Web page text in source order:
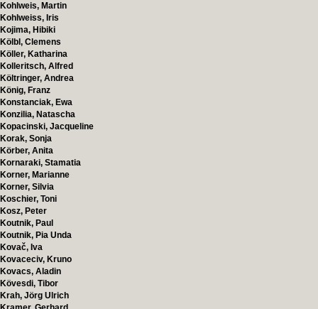
Kohlweis, Martin
Kohlweiss, Iris
Kojima, Hibiki
Kölbl, Clemens
Köller, Katharina
Kolleritsch, Alfred
Költringer, Andrea
König, Franz
Konstanciak, Ewa
Konzilia, Natascha
Kopacinski, Jacqueline
Korak, Sonja
Körber, Anita
Kornaraki, Stamatia
Korner, Marianne
Korner, Silvia
Koschier, Toni
Kosz, Peter
Koutnik, Paul
Koutnik, Pia Unda
Kovač, Iva
Kovaceciv, Kruno
Kovacs, Aladin
Kövesdi, Tibor
Krah, Jörg Ulrich